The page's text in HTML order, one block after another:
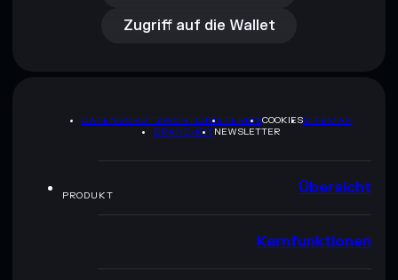
Zugriff auf die Wallet
DATENSCHUTZRICHTLINIETERMSCOOKIESSITEMAP
BRAND-KITNEWSLETTER
PRODUKT Übersicht
Kernfunktionen